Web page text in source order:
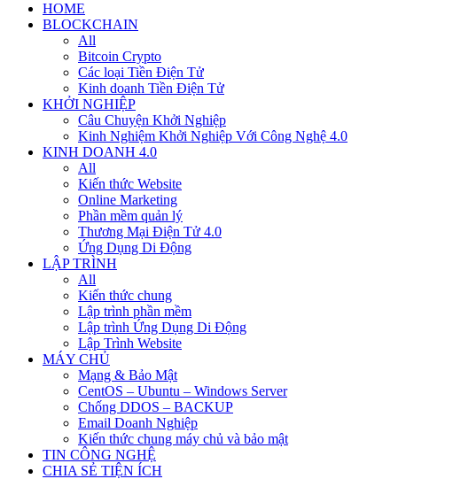
HOME
BLOCKCHAIN
All
Bitcoin Crypto
Các loại Tiền Điện Tử
Kinh doanh Tiền Điện Tử
KHỞI NGHIỆP
Câu Chuyện Khởi Nghiệp
Kinh Nghiệm Khởi Nghiệp Với Công Nghệ 4.0
KINH DOANH 4.0
All
Kiến thức Website
Online Marketing
Phần mềm quản lý
Thương Mại Điện Tử 4.0
Ứng Dụng Di Động
LẬP TRÌNH
All
Kiến thức chung
Lập trình phần mềm
Lập trình Ứng Dụng Di Động
Lập Trình Website
MÁY CHỦ
Mạng & Bảo Mật
CentOS – Ubuntu – Windows Server
Chống DDOS – BACKUP
Email Doanh Nghiệp
Kiến thức chung máy chủ và bảo mật
TIN CÔNG NGHỆ
CHIA SẺ TIỆN ÍCH